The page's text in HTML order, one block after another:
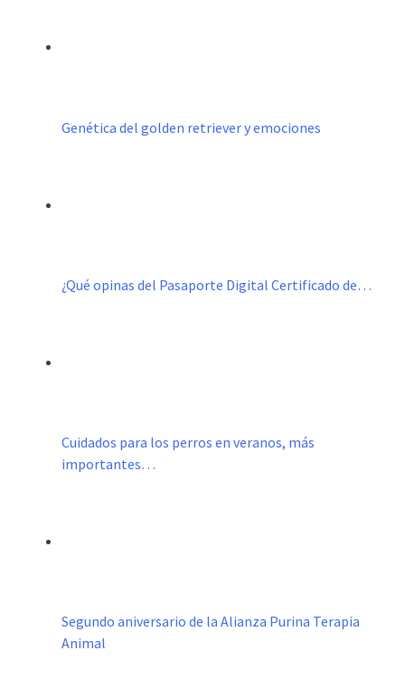
Genética del golden retriever y emociones
¿Qué opinas del Pasaporte Digital Certificado de…
Cuidados para los perros en veranos, más
importantes…
Segundo aniversario de la Alianza Purina Terapia
Animal